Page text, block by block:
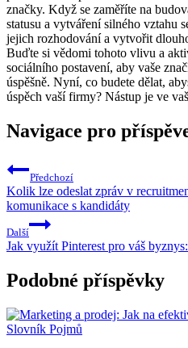
značky. Když se zaměříte na
statusu a vytváření silného vztahu
jejich rozhodování a vytvořit
Buďte si vědomi tohoto vlivu a
sociálního postavení, aby vaše
úspěšně. Nyní, co budete dělat,
úspěch vaší firmy? Nástup je ve
Navigace pro
Předchozí
Kolik lze odeslat zpráv v
komunikace s kandidáty
Další
Jak využít Pinterest pro váš
Podobné příspěvky
Slovník Pojmů